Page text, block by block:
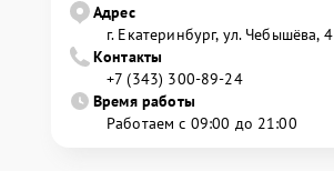
Адрес
г. Екатеринбург, ул. Чебышёва, 4
Контакты
+7 (343) 300-89-24
Время работы
Работаем с 09:00 до 21:00